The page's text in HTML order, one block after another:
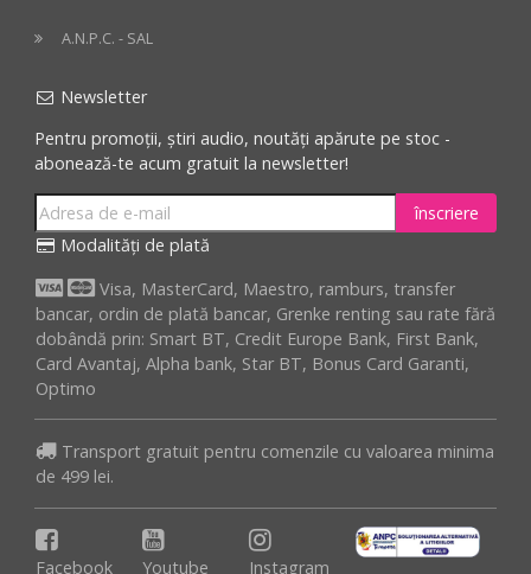
A.N.P.C. - SAL
Newsletter
Pentru promoții, știri audio, noutăți apărute pe stoc -
abonează-te acum gratuit la newsletter!
înscriere
Modalități de plată
Visa, MasterCard, Maestro, ramburs, transfer
bancar, ordin de plată bancar, Grenke renting sau rate fără
dobândă prin: Smart BT, Credit Europe Bank, First Bank,
Card Avantaj, Alpha bank, Star BT, Bonus Card Garanti,
Optimo
Transport gratuit pentru comenzile cu valoarea minima
de 499 lei.
Facebook Youtube Instagram